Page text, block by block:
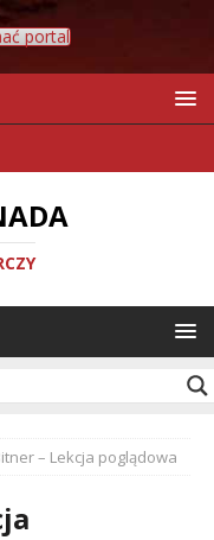
portal
– Lekcja poglądowa